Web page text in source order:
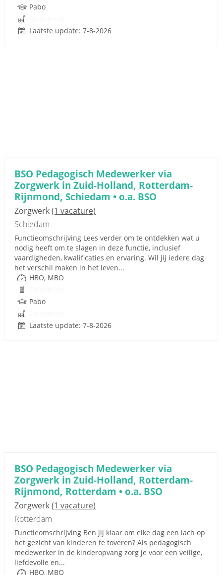
Pabo
Laatste update: 7-8-2026
BSO Pedagogisch Medewerker via
Zorgwerk in Zuid-Holland, Rotterdam-
Rijnmond, Schiedam • o.a. BSO
Zorgwerk(1 vacature)
Schiedam
Functieomschrijving Lees verder om te ontdekken wat u
nodig heeft om te slagen in deze functie, inclusief
vaardigheden, kwalificaties en ervaring. Wil jij iedere dag
het verschil maken in het leven...
HBO, MBO
Pabo
Laatste update: 7-8-2026
BSO Pedagogisch Medewerker via
Zorgwerk in Zuid-Holland, Rotterdam-
Rijnmond, Rotterdam • o.a. BSO
Zorgwerk(1 vacature)
Rotterdam
Functieomschrijving Ben jij klaar om elke dag een lach op
het gezicht van kinderen te toveren? Als pedagogisch
medewerker in de kinderopvang zorg je voor een veilige,
liefdevolle en...
HBO, MBO